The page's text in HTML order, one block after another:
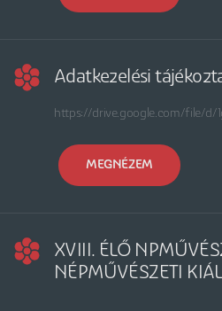
Adatkezelési
https://drive.google.com/file/d/
MEGNÉZEM
XVIII. ÉLŐ
NÉPMŰVÉSZETI